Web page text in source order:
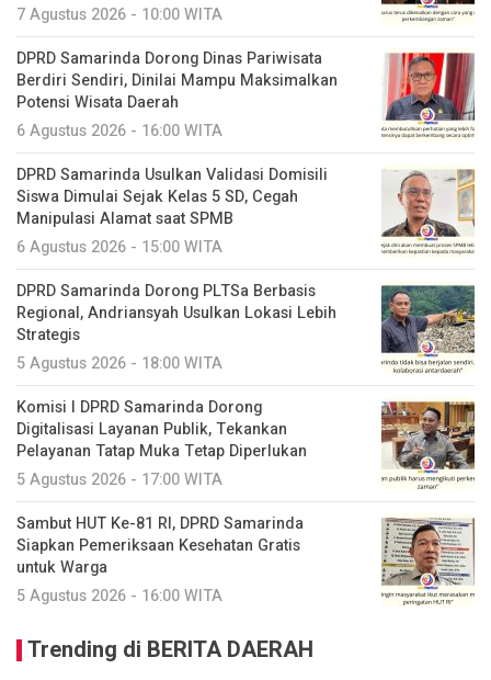
7 Agustus 2026 - 10:00 WITA
DPRD Samarinda Dorong Dinas Pariwisata
Berdiri Sendiri, Dinilai Mampu Maksimalkan
Potensi Wisata Daerah
6 Agustus 2026 - 16:00 WITA
DPRD Samarinda Usulkan Validasi Domisili
Siswa Dimulai Sejak Kelas 5 SD, Cegah
Manipulasi Alamat saat SPMB
6 Agustus 2026 - 15:00 WITA
DPRD Samarinda Dorong PLTSa Berbasis
Regional, Andriansyah Usulkan Lokasi Lebih
Strategis
5 Agustus 2026 - 18:00 WITA
Komisi I DPRD Samarinda Dorong
Digitalisasi Layanan Publik, Tekankan
Pelayanan Tatap Muka Tetap Diperlukan
5 Agustus 2026 - 17:00 WITA
Sambut HUT Ke-81 RI, DPRD Samarinda
Siapkan Pemeriksaan Kesehatan Gratis
untuk Warga
5 Agustus 2026 - 16:00 WITA
Trending di BERITA DAERAH